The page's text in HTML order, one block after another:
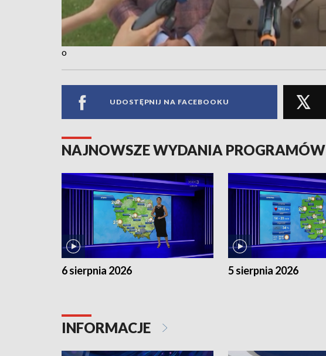
o
UDOSTĘPNIJ NA FACEBOOKU
NAJNOWSZE WYDANIA PROGRAMÓW
6 sierpnia 2026 5 sierpnia 2026
INFORMACJE